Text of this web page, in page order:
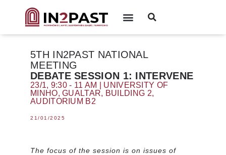
5TH IN2PAST NATIONAL
MEETING
DEBATE SESSION 1: INTERVENE
23/1, 9:30 - 11 AM | UNIVERSITY OF
MINHO, GUALTAR, BUILDING 2,
AUDITORIUM B2
21/01/2025
The focus of the session is on issues of